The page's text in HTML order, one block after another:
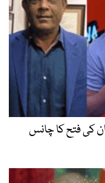
کی فتح کا چانس